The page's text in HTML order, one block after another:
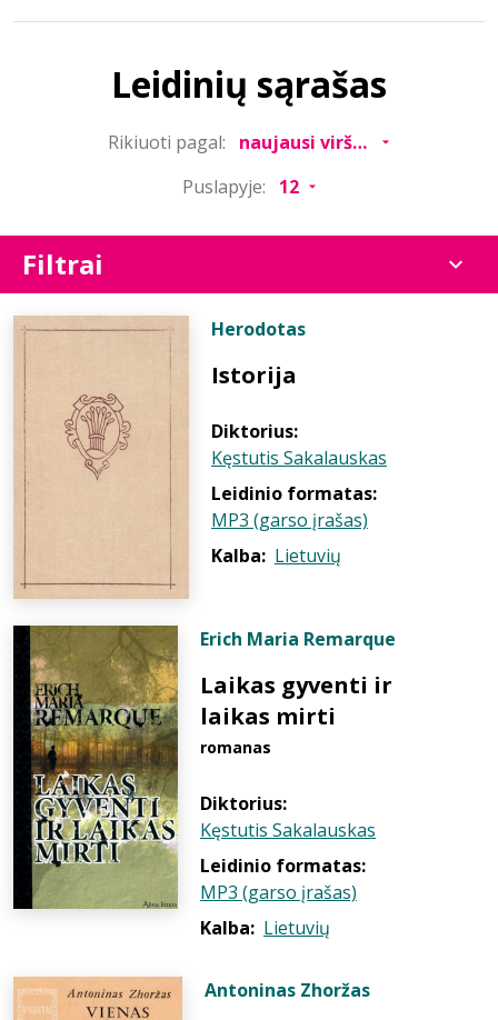
Leidinių sąrašas
Rikiuoti pagal:
Puslapyje:
Filtrai
Herodotas
Istorija
Diktorius:
Kęstutis Sakalauskas
Leidinio formatas:
MP3 (garso įrašas)
Kalba: Lietuvių
Erich Maria Remarque
Laikas gyventi ir
laikas mirti
romanas
Diktorius:
Kęstutis Sakalauskas
Leidinio formatas:
MP3 (garso įrašas)
Kalba: Lietuvių
Antoninas Zhoržas